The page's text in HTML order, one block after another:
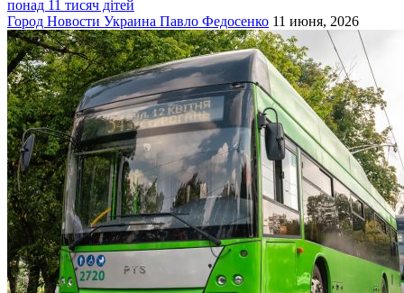
понад 11 тисяч дітей
Город Новости Украина Павло Федосенко 11 июня, 2026